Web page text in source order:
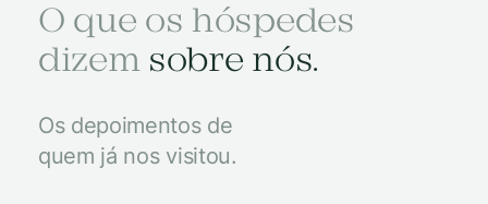
O que os hóspedes
dizem sobre nós.
Os depoimentos de
quem já nos visitou.